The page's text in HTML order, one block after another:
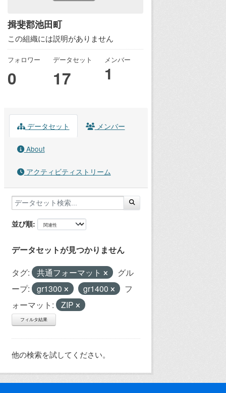
揖斐郡池田町
この組織には説明がありません
フォロワー
0
データセット
17
メンバー
1
データセット メンバー
About
アクティビティストリーム
並び順
データセットが見つかりません
タグ: 共通フォーマット
グル
ープ:
gr1300 gr1400
フ
ォーマット:
ZIP
フィルタ結果
他の検索を試してください。